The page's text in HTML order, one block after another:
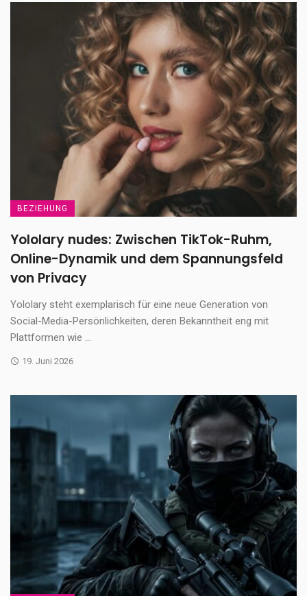
BEZIEHUNG
Yololary nudes: Zwischen TikTok-Ruhm,
Online-Dynamik und dem Spannungsfeld
von Privacy
Yololary steht exemplarisch für eine neue Generation von
Social-Media-Persönlichkeiten, deren Bekanntheit eng mit
Plattformen wie ...
19. Juni 2026